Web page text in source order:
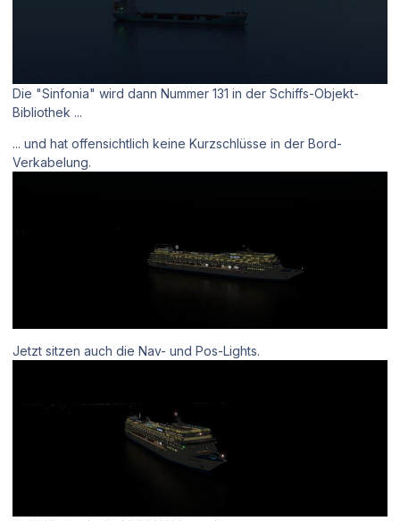
Die "Sinfonia" wird dann Nummer 131 in der Schiffs-Objekt-
Bibliothek ...
... und hat offensichtlich keine Kurzschlüsse in der Bord-
Verkabelung.
Jetzt sitzen auch die Nav- und Pos-Lights.